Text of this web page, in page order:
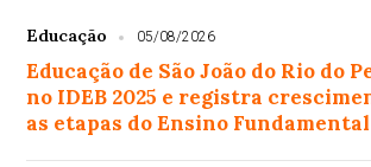
Educação 05/08/2026
Educação de São João do Rio do
no IDEB 2025 e registra
as etapas do Ensino Fundamental